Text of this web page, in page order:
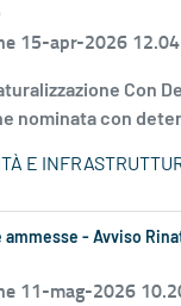
15-apr-2026 12.04
Con
nominata con
E
- Avviso
11-mag-2026